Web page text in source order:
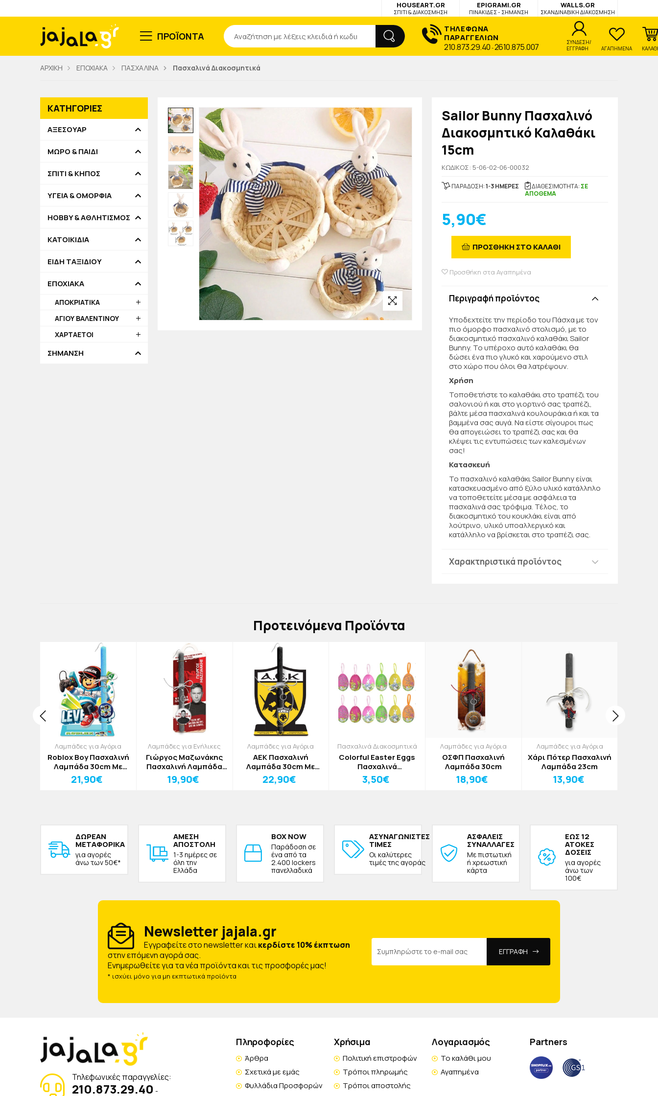
HOUSEART.GR
ΣΠΙΤΙ & ΔΙΑΚΟΣΜΗΣΗ
EPIGRAMI.GR
ΠΙΝΑΚΙΔΕΣ - ΣΗΜΑΝΣΗ
WALLS.GR
ΣΚΑΝΔΙΝΑΒΙΚΗ ΔΙΑΚΟΣΜΗΣΗ
ΠΡΟΪΟΝΤΑ
Αναζήτηση
ΤΗΛΕΦΩΝΑ
ΠΑΡΑΓΓΕΛΙΩΝ
210.873.29.40 -2610.875.007
ΣΥΝΔΕΣΗ/
ΕΓΓΡΑΦΗ
ΑΓΑΠΗΜΕΝΑ
ΑΡΧΙΚΗ ΕΠΟΧΙΑΚΑ ΠΑΣΧΑΛΙΝΑ Πασχαλινά Διακοσμητικά
Sailor Bunny Πασχαλινό
Διακοσμητικό Καλαθάκι
15cm
KΩΔΙΚΟΣ: 5-06-02-06-00032
ΠΑΡΑΔΟΣΗ:1-3 ΗΜΕΡΕΣ ΔΙΑΘΕΣΙΜΟΤΗΤΑ: ΣΕ
ΑΠΟΘΕΜΑ
5,90€
ΠΡΟΣΘΗΚΗ ΣΤΟ ΚΑΛΑΘΙ
Προσθήκη στα Αγαπημένα
Περιγραφή προϊόντος
Υποδεχτείτε την περίοδο του Πάσχα με τον
πιο όμορφο πασχαλινό στολισμό, με το
διακοσμητικό πασχαλινό καλαθάκι Sailor
Bunny. Το υπέροχο αυτό καλαθάκι θα
δώσει ένα πιο γλυκό και χαρούμενο στιλ
στο χώρο που όλοι θα λατρέψουν.
Χρήση
Τοποθετήστε το καλαθάκι στο τραπέζι του
σαλονιού ή και στο γιορτινό σας τραπέζι,
βάλτε μέσα πασχαλινά κουλουράκια ή και τα
βαμμένα σας αυγά. Να είστε σίγουροι πως
θα απογειώσει το τραπέζι σας και θα
κλέψει τις εντυπώσεις των καλεσμένων
σας!
Κατασκευή
To πασχαλινό καλαθάκι Sailor Bunny είναι
κατασκευασμένο από ξύλο υλικό κατάλληλο
να τοποθετείτε μέσα με ασφάλεια τα
πασχαλινά σας τρόφιμα. Τέλος, το
διακοσμητικό του κουκλάκι είναι από
λούτρινο, υλικό υποαλλεργικό και
κατάλληλο να βρίσκεται στο τραπέζι σας.
Χαρακτηριστικά προϊόντος
ΚΑΤΗΓΟΡΙΕΣ
ΑΞΕΣΟΥΑΡ
ΜΩΡΟ & ΠΑΙΔΙ
ΣΠΙΤΙ & ΚΗΠΟΣ
ΥΓΕΙΑ & ΟΜΟΡΦΙΑ
HOBBY & ΑΘΛΗΤΙΣΜΟΣ
ΚΑΤΟΙΚΙΔΙΑ
ΕΙΔΗ ΤΑΞΙΔΙΟΥ
ΕΠΟΧΙΑΚΑ
ΑΠΟΚΡΙΑΤΙΚΑ
ΑΓΙΟΥ ΒΑΛΕΝΤΙΝΟΥ
ΧΑΡΤΑΕΤΟΙ
ΣΗΜΑΝΣΗ
Πρoτεινόμενα Προϊόντα
Λαμπάδες για Αγόρια
Roblox Boy Πασχαλινή
Λαμπάδα 30cm Με
Plexiglass Βάση
21,90€
Λαμπάδες για Ενήλικες
Γιώργος Μαζωνάκης
Πασχαλινή Λαμπάδα
30cm
19,90€
Λαμπάδες για Αγόρια
ΑΕΚ Πασχαλινή
Λαμπάδα 30cm Με
Διακοσμητική Βάση
22,90€
Πασχαλινά Διακοσμητικά
Colorful Easter Eggs
Πασχαλινά
Διακοσμητικά Αυγά με
Σχέδια Σετ 6τμχ
3,50€
Λαμπάδες για Αγόρια
ΟΣΦΠ Πασχαλινή
Λαμπάδα 30cm
18,90€
Λαμπάδες για Αγόρια
Χάρι Πότερ Πασχαλινή
Λαμπάδα 23cm
13,90€
ΔΩΡΕAΝ
ΜΕΤΑΦΟΡΙΚΑ
για αγορές
άνω των 50€*
ΑΜΕΣΗ
ΑΠΟΣΤΟΛΗ
1-3 ημέρες σε
όλη την
Ελλάδα
BOX NOW
Παράδοση σε
ένα από τα
2.400 lockers
πανελλαδικά
ΑΣΥΝΑΓΩΝΙΣΤΕΣ
ΤΙΜΕΣ
Οι καλύτερες
τιμές της αγοράς
ΑΣΦΑΛΕΙΣ
ΣΥΝΑΛΛΑΓΕΣ
Με πιστωτική
ή χρεωστική
κάρτα
ΕΩΣ 12
ΑΤΟΚΕΣ
ΔΟΣΕΙΣ
για αγορές
άνω των
100€
Newsletter jajala.gr
Eγγραφείτε στο newsletter καικερδίστε 10% έκπτωση
στην επόμενη αγορά σας.
Ενημερωθείτε για τα νέα προϊόντα και τις προσφορές μας!
* ισχύει μόνο για μη εκπτωτικά προϊόντα
ΕΓΓΡΑΦΗ
Τηλεφωνικές παραγγελίες:
210.873.29.40 -
Πληροφορίες
Άρθρα
Σχετικά με εμάς
Φυλλάδια Προσφορών
Χρήσιμα
Πολιτική επιστροφών
Τρόποι πληρωμής
Τρόποι αποστολής
Λογαριασμός
Το καλάθι μου
Αγαπημένα
Partners